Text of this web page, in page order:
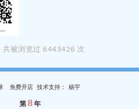
被浏览过 6443426 次
免费开店 技术支持 ： 杨宇
第8年